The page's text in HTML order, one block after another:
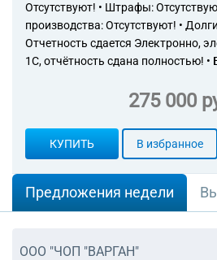
Отсутствуют! • Штрафы:
производства: Отсутствуют! •
Отчетность сдается Электронно,
1С, отчётность сдана полностью! •
275 000
КУПИТЬ В избранное
Предложения недели
ООО "ЧОП "ВАРГАН"